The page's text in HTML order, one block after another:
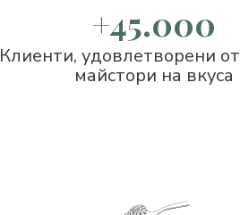
+45.000
Клиенти, удовлетворени
майстори на вкуса